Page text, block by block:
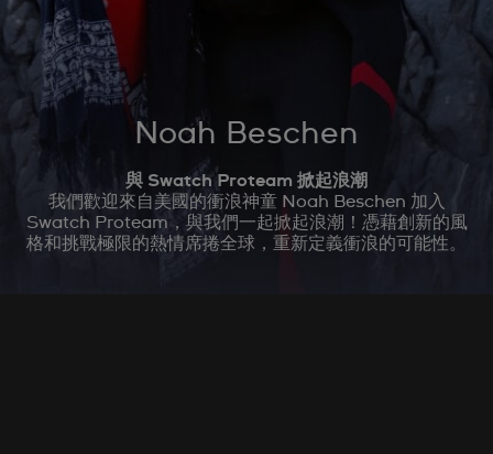
Noah Beschen
與 Swatch Proteam 掀起浪潮
我們歡迎來自美國的衝浪神童 Noah Beschen 加入
Swatch Proteam，與我們一起掀起浪潮！憑藉創新的風
格和挑戰極限的熱情席捲全球，重新定義衝浪的可能性。